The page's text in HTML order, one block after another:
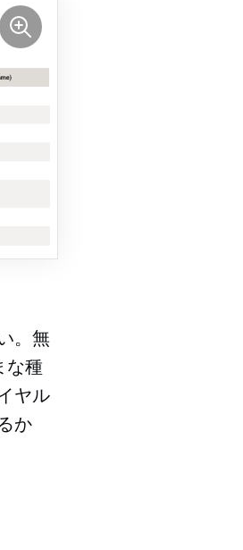
。無
な種
ヤル
か